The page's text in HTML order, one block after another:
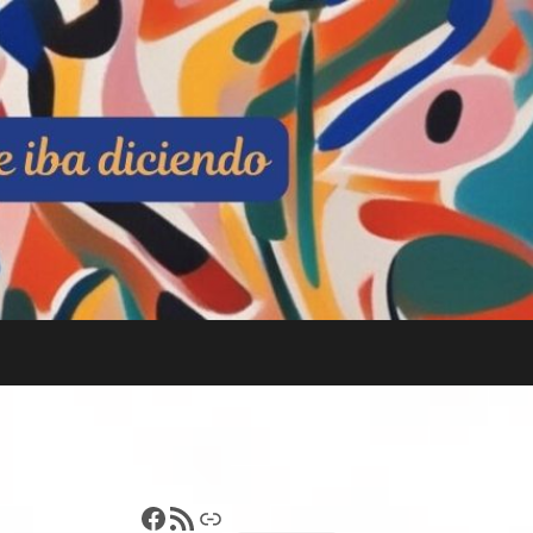
Francisco Pérez
Feed RSSEnlace